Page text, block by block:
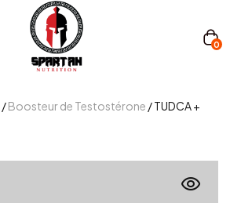
0
/Boosteur de Testostérone / TUDCA +